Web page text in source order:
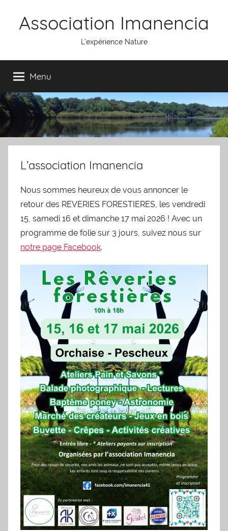
Association Imanencia
L'expérience Nature
Menu
L’association Imanencia
Nous sommes heureux de vous annoncer le
retour des REVERIES FORESTIERES, les vendredi
15, samedi 16 et dimanche 17 mai 2026 ! Avec un
programme de folie sur 3 jours, suivez nous sur
notre page Facebook.